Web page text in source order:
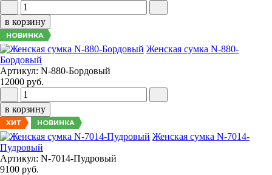
в корзину
НОВИНКА
Женская сумка N-880-
Бордовый
Артикул: N-880-Бордовый
12000 руб.
в корзину
ХИТ НОВИНКА
Женская сумка N-7014-
Пудровый
Артикул: N-7014-Пудровый
9100 руб.